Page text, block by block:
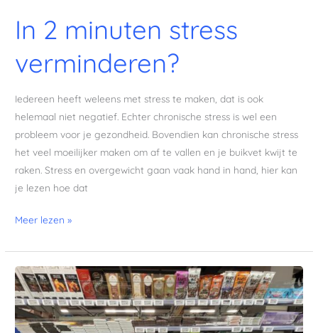
In 2 minuten stress
verminderen?
Iedereen heeft weleens met stress te maken, dat is ook
helemaal niet negatief. Echter chronische stress is wel een
probleem voor je gezondheid. Bovendien kan chronische stress
het veel moeilijker maken om af te vallen en je buikvet kwijt te
raken. Stress en overgewicht gaan vaak hand in hand, hier kan
je lezen hoe dat
Meer lezen »
Stress-
eten